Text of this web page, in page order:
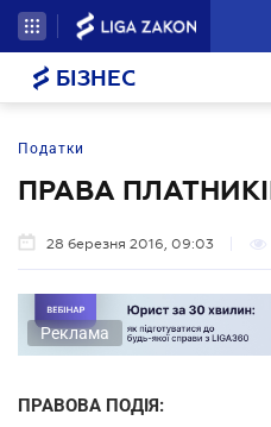
БІЗНЕС
Податки
ПРАВА
28 березня 2016, 09:03
Реклама
ПРАВОВА ПОДІЯ: